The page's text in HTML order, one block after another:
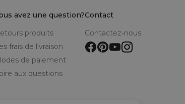
avez une question?
produits
frais de livraison
de paiement
aux questions
Contact
Contactez-nous